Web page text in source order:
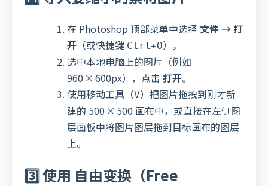
在 Photoshop 顶部菜单中选择 文件 → 打
开 （或快捷键 Ctrl+O）。
选中本地电脑上的图片（例如
960 × 600px），点击 打开。
使用移动工具（V）把图片拖拽到刚才新
建的 500 × 500 画布中，或直接在左侧图
层面板中将图片图层拖到目标画布的图层
上。
3️⃣ 使用 自由变换 （Free